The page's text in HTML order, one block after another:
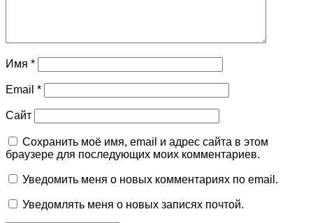
Имя *
Email *
Сайт
Сохранить моё имя, email и адрес сайта в этом
браузере для последующих моих комментариев.
Уведомить меня о новых комментариях по email.
Уведомлять меня о новых записях почтой.